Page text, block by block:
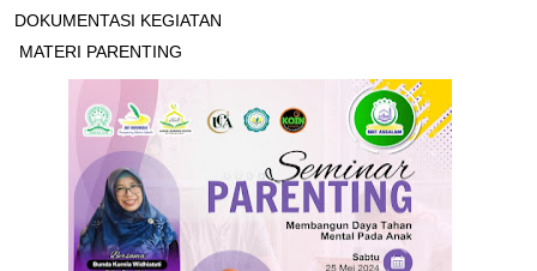
DOKUMENTASI KEGIATAN
MATERI PARENTING